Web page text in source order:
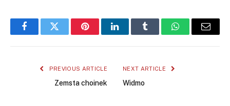
FacebookTwitter PinterestLinkedInTumblr WhatsAppEmail
PREVIOUS ARTICLE
Zemsta choinek
NEXT ARTICLE
Widmo